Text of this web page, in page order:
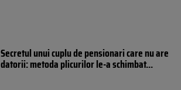
Secretul unui cuplu de pensionari care nu are
datorii: metoda plicurilor le-a schimbat...